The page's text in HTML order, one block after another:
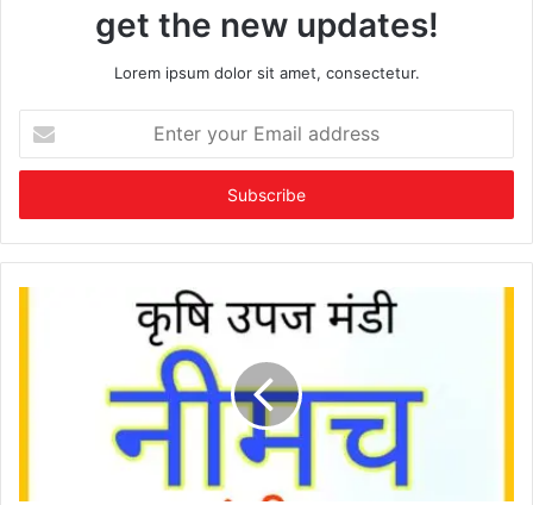
get the new updates!
Lorem ipsum dolor sit amet, consectetur.
your
Email